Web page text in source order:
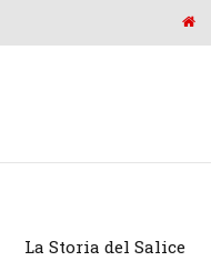
La Storia del Salice